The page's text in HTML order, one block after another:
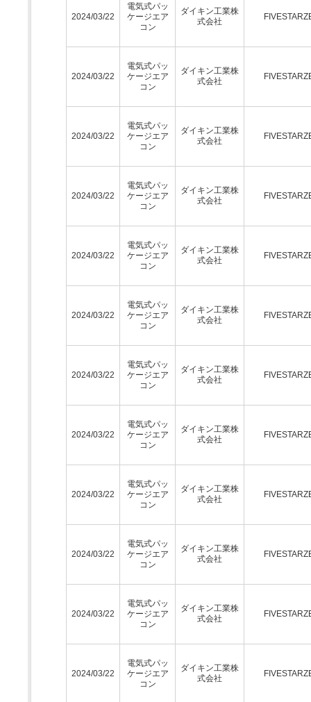
2024/03/22
電気式パッ
ケージエア
コン
ダイキン工業株
式会社
2024/03/22
電気式パッ
ケージエア
コン
ダイキン工業株
式会社
2024/03/22
電気式パッ
ケージエア
コン
ダイキン工業株
式会社
2024/03/22
電気式パッ
ケージエア
コン
ダイキン工業株
式会社
2024/03/22
電気式パッ
ケージエア
コン
ダイキン工業株
式会社
2024/03/22
電気式パッ
ケージエア
コン
ダイキン工業株
式会社
2024/03/22
電気式パッ
ケージエア
コン
ダイキン工業株
式会社
2024/03/22
電気式パッ
ケージエア
コン
ダイキン工業株
式会社
2024/03/22
電気式パッ
ケージエア
コン
ダイキン工業株
式会社
2024/03/22
電気式パッ
ケージエア
コン
ダイキン工業株
式会社
2024/03/22
電気式パッ
ケージエア
コン
ダイキン工業株
式会社
2024/03/22
電気式パッ
ケージエア
コン
ダイキン工業株
式会社